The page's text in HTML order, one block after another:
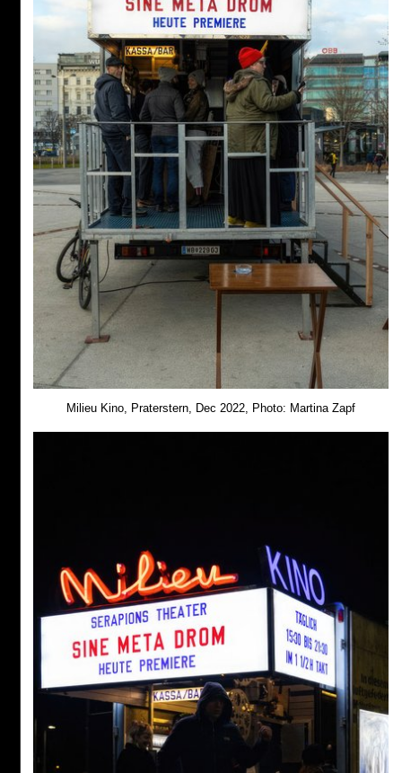
Milieu Kino, Praterstern, Dec 2022, Photo: Martina Zapf